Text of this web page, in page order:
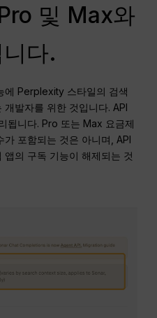
및 Max와
다.
에 Perplexity 스타일의 검색
발자를 위한 것입니다. API
됩니다. Pro 또는 Max 요금제
포함되는 것은 아니며, API
의 구독 기능이 해제되는 것